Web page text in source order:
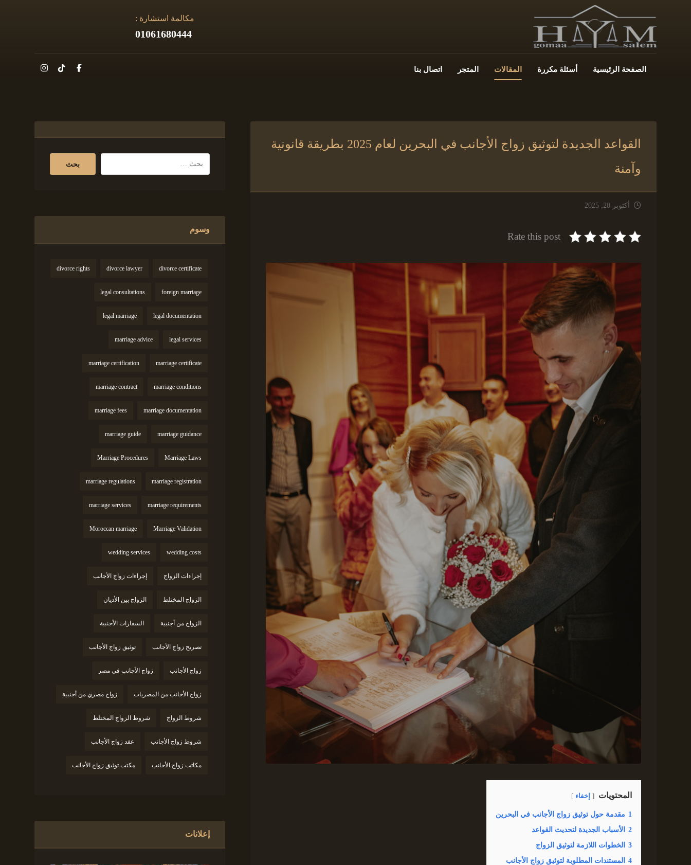
مكالمة استشارة :
01061680444
الصفحة الرئيسية أسئلة مكررة المقالات المتجر اتصال بنا
القواعد الجديدة لتوثيق زواج الأجانب في البحرين لعام 2025 بطريقة قانونية
وآمنة
أكتوبر 20, 2025
Rate this post
المحتويات إخفاء
1 مقدمة حول توثيق زواج الأجانب في البحرين
2 الأسباب الجديدة لتحديث القواعد
3 الخطوات اللازمة لتوثيق الزواج
4 المستندات المطلوبة لتوثيق زواج الأجانب
وسوم
divorce certificate
divorce lawyer
divorce rights
foreign marriage
legal consultations
legal documentation
legal marriage
legal services
marriage advice
marriage certificate
marriage certification
marriage conditions
marriage contract
marriage documentation
marriage fees
marriage guidance
marriage guide
Marriage Laws
Marriage Procedures
marriage registration
marriage regulations
marriage requirements
marriage services
Marriage Validation
Moroccan marriage
wedding costs
wedding services
إجراءات الزواج إجراءات زواج الأجانب
الزواج المختلط الزواج بين الأديان
الزواج من أجنبية السفارات الأجنبية
تصريح زواج الأجانب توثيق زواج الأجانب
زواج الأجانب زواج الأجانب في مصر
زواج الأجانب من المصريات زواج مصري من أجنبية
شروط الزواج شروط الزواج المختلط
شروط زواج الأجانب عقد زواج الأجانب
مكاتب زواج الأجانب مكتب توثيق زواج الأجانب
إعلانات